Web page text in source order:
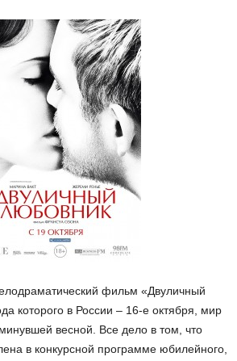
фильм «Двуличный
которого в России – 16-е октября, мир
весной. Все дело в том, что
в конкурсной программе юбилейного,